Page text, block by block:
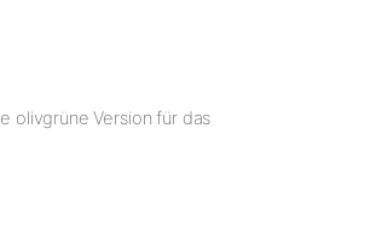
olivgrüne Version für das